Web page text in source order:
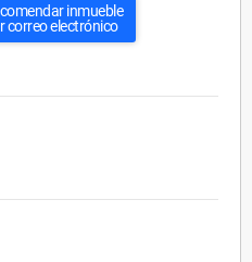
inmueble
correo electrónico